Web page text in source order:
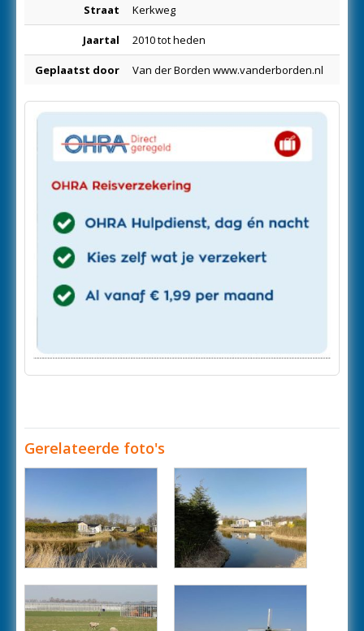
Straat Kerkweg
Jaartal 2010 tot heden
Geplaatst door Van der Borden www.vanderborden.nl
Gerelateerde foto's